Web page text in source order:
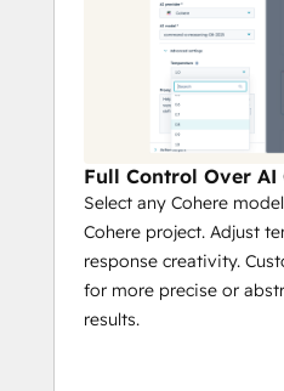
Full Control Over AI
Select any Cohere
Cohere project. Adjust
response creativity.
for more precise or
results.